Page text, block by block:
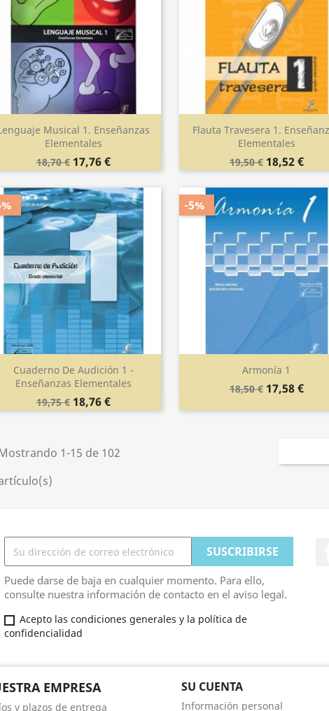
Musical 1. Enseñanzas
Elementales
18,70 € 17,76 €
Vista rápida
Flauta Travesera 1.
Elementales
19,50 € 18,52 €
Vista rápida
Cuaderno De Audición 1 -
Enseñanzas Elementales
19,75 € 18,76 €
Vista rápida
Armonía 1
18,50 € 17,58 €
-5%
Vista rápida
1-15 de 102
Puede darse de baja en cualquier momento. Para ello,
consulte nuestra información de contacto en el aviso legal.
Acepto las condiciones generales y la política de
confidencialidad
EMPRESA
y plazos de entrega
SU CUENTA
Información personal